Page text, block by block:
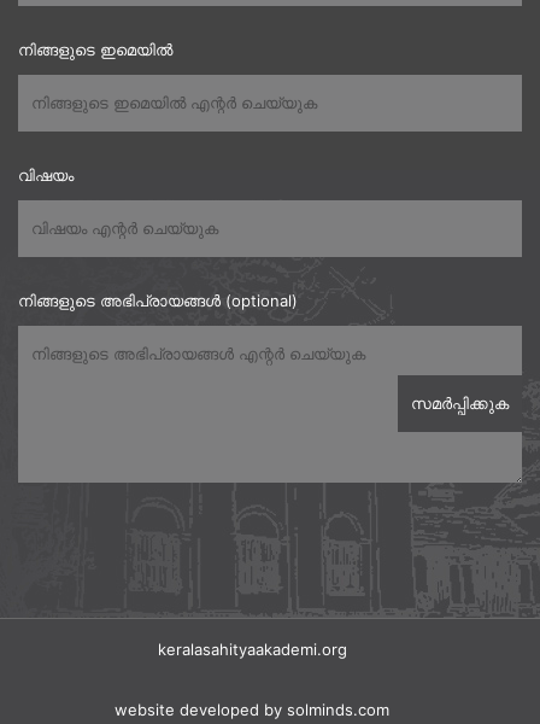
നിങ്ങളുടെ ഇമെയിൽ
വിഷയം
നിങ്ങളുടെ അഭിപ്രായങ്ങൾ (optional)
keralasahityaakademi.org
website developed by solminds.com